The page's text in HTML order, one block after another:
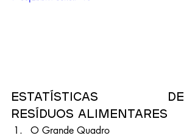
Estatísticas de
resíduos alimentares
O Grande Quadro